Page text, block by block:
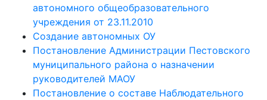
автономного общеобразовательного
учреждения от 23.11.2010
Создание автономных ОУ
Постановление Администрации Пестовского
муниципального района о назначении
руководителей МАОУ
Постановление о составе Наблюдательного